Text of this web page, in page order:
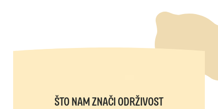
ŠTO NAM ZNAČI ODRŽIVOST